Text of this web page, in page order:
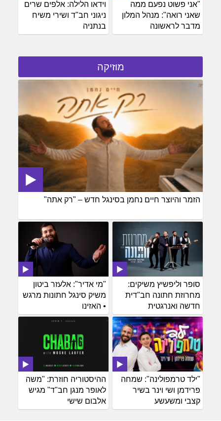
וידאו הלילה: אלפים שרים
ניגוני חב"ד ושירי משיח
בנתניה
"אני פשוט נפעם ממה
שאני רואה": מנהל המלון
מדבר לראשונה
מוזיקה
הזמר והיוצר חיים נחמן בסינגל חדש – "רק אתה"
"מי אדיר": אלעזר ביטון
משיק סינגל חתונות מרגש
• האזינו
סופר וליפשיץ משיקים:
מחרוזת חתונה חב"דית
חדשה ואנרגטית
ההיסטוריה חוזרת: "משה
לאופר מנגן חב"ד" מגיש
אלבום שישי
"ילד טרמפולינה": שמחה
פרידמן ושי וינר בשיר
קצבי ומשעשע